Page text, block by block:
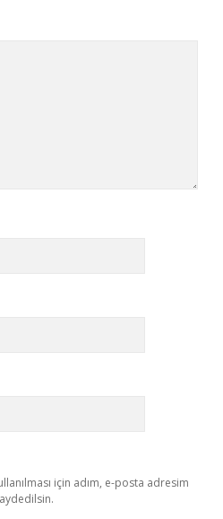
için adım, e-posta adresim